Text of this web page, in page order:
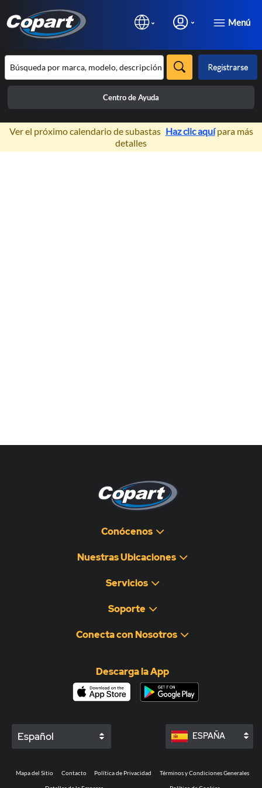
Menú
Registrarse
Centro de Ayuda
×
Ver el próximo calendario de subastas Haz clic aquípara más
detalles
Conócenos
Nuestras Ubicaciones
Servicios
Soporte
Conecta con Nosotros
Descarga la App
Español ESPAÑA
Mapa del Sitio Contacto Política de Privacidad Términos y Condiciones Generales